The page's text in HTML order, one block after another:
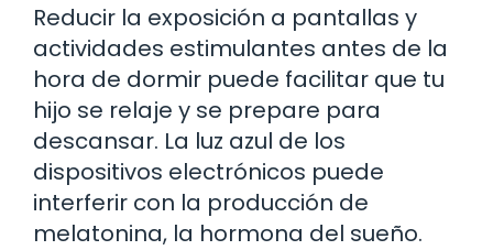
Reducir la exposición a pantallas y
actividades estimulantes antes de la
hora de dormir puede facilitar que tu
hijo se relaje y se prepare para
descansar. La luz azul de los
dispositivos electrónicos puede
interferir con la producción de
melatonina, la hormona del sueño.